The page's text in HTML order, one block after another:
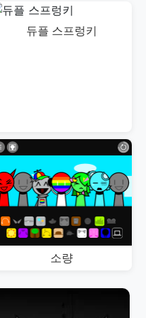
듀플 스프렁키
소량